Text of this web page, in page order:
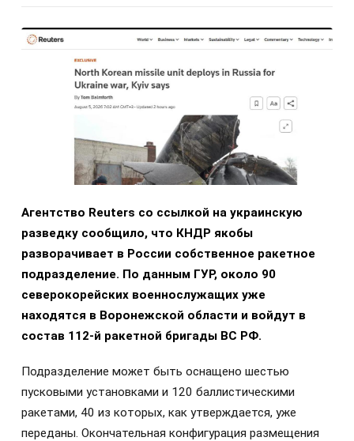
Агентство Reuters со ссылкой на украинскую
разведку сообщило, что КНДР якобы
разворачивает в России собственное ракетное
подразделение. По данным ГУР, около 90
северокорейских военнослужащих уже
находятся в Воронежской области и войдут в
состав 112-й ракетной бригады ВС РФ.
Подразделение может быть оснащено шестью
пусковыми установками и 120 баллистическими
ракетами, 40 из которых, как утверждается, уже
переданы. Окончательная конфигурация размещения